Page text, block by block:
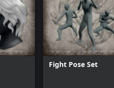
Fight Pose Set